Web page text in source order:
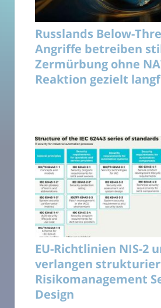
Russlands Below-
Angriffe betreiben
Zermürbung ohne
Reaktion gezielt
EU-Richtlinien NIS-2
verlangen
Risikomanagement
Design